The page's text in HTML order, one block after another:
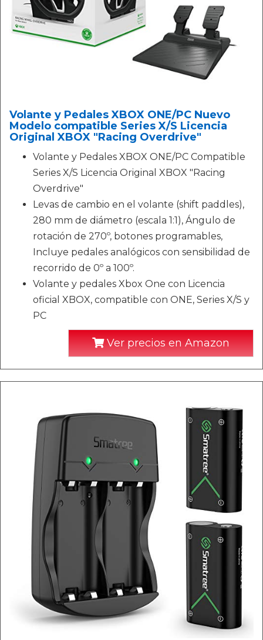
Volante y Pedales XBOX ONE/PC Nuevo
Modelo compatible Series X/S Licencia
Original XBOX "Racing Overdrive"
Volante y Pedales XBOX ONE/PC Compatible
Series X/S Licencia Original XBOX "Racing
Overdrive"
Levas de cambio en el volante (shift paddles),
280 mm de diámetro (escala 1:1), Ángulo de
rotación de 270º, botones programables,
Incluye pedales analógicos con sensibilidad de
recorrido de 0º a 100º.
Volante y pedales Xbox One con Licencia
oficial XBOX, compatible con ONE, Series X/S y
PC
Ver precios en Amazon